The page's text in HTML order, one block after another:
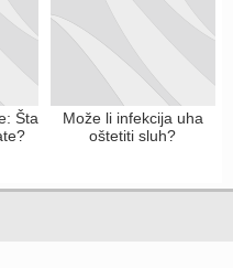
Šta
Može li infekcija uha
oštetiti sluh?